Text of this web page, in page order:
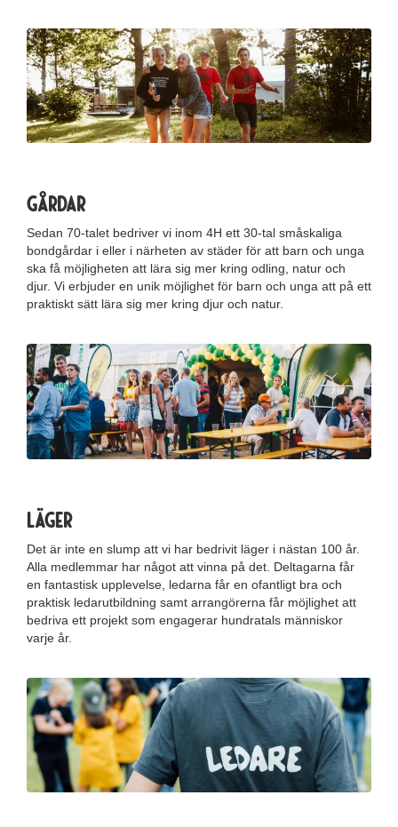
Gårdar
Sedan 70-talet bedriver vi inom 4H ett 30-tal småskaliga
bondgårdar i eller i närheten av städer för att barn och unga
ska få möjligheten att lära sig mer kring odling, natur och
djur. Vi erbjuder en unik möjlighet för barn och unga att på ett
praktiskt sätt lära sig mer kring djur och natur.
Läger
Det är inte en slump att vi har bedrivit läger i nästan 100 år.
Alla medlemmar har något att vinna på det. Deltagarna får
en fantastisk upplevelse, ledarna får en ofantligt bra och
praktisk ledarutbildning samt arrangörerna får möjlighet att
bedriva ett projekt som engagerar hundratals människor
varje år.